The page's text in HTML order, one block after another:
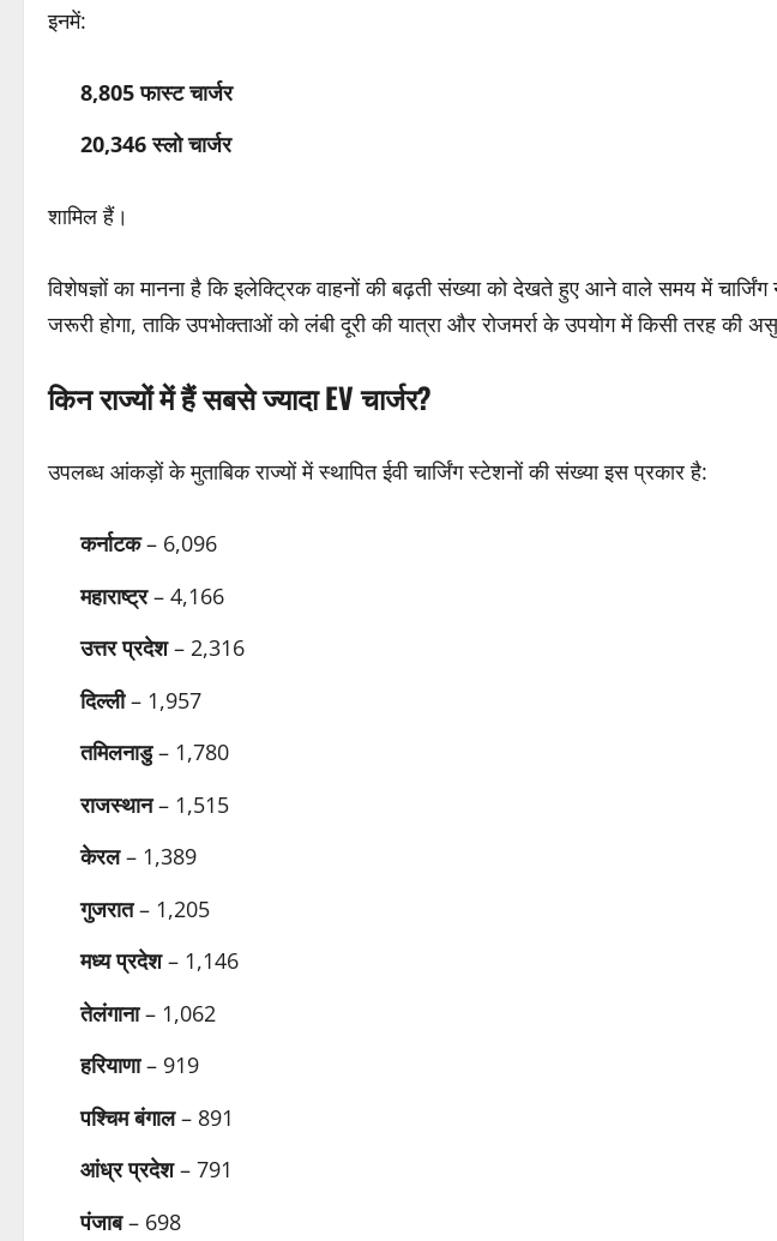
इनमें:
8,805 फास्ट चार्जर
20,346 स्लो चार्जर
शामिल हैं।
विशेषज्ञों का मानना है कि इलेक्ट्रिक वाहनों की बढ़ती संख्या को देखते हुए आने वाले समय में
जरूरी होगा, ताकि उपभोक्ताओं को लंबी दूरी की यात्रा और रोजमर्रा के उपयोग में किसी तरह की
किन राज्यों में हैं सबसे ज्यादा EV चार्जर?
उपलब्ध आंकड़ों के मुताबिक राज्यों में स्थापित ईवी चार्जिंग स्टेशनों की संख्या इस प्रकार है:
कर्नाटक– 6,096
महाराष्ट्र– 4,166
उत्तर प्रदेश– 2,316
दिल्ली– 1,957
तमिलनाडु– 1,780
राजस्थान– 1,515
केरल– 1,389
गुजरात– 1,205
मध्य प्रदेश– 1,146
तेलंगाना– 1,062
हरियाणा– 919
पश्चिम बंगाल– 891
आंध्र प्रदेश– 791
पंजाब– 698